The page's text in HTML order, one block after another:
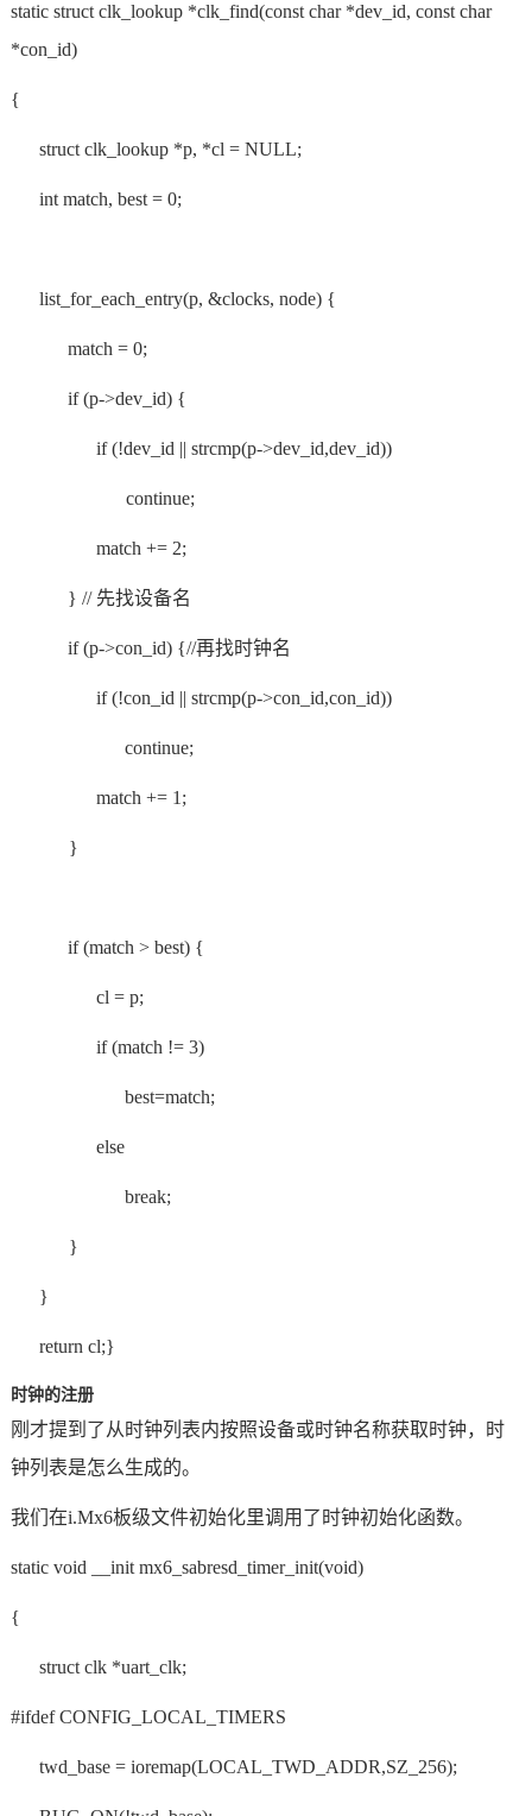
static struct clk_lookup *clk_find(const char *dev_id, const char
*con_id)
{
struct clk_lookup *p, *cl = NULL;
int match, best = 0;
list_for_each_entry(p, &clocks, node) {
match = 0;
if (p->dev_id) {
if (!dev_id || strcmp(p->dev_id,dev_id))
continue;
match += 2;
} // 先找设备名
if (p->con_id) {//再找时钟名
if (!con_id || strcmp(p->con_id,con_id))
continue;
match += 1;
}
if (match > best) {
cl = p;
if (match != 3)
best=match;
else
break;
}
}
return cl;}
时钟的注册
刚才提到了从时钟列表内按照设备或时钟名称获取时钟，时
钟列表是怎么生成的。
我们在i.Mx6板级文件初始化里调用了时钟初始化函数。
static void __init mx6_sabresd_timer_init(void)
{
struct clk *uart_clk;
#ifdef CONFIG_LOCAL_TIMERS
twd_base = ioremap(LOCAL_TWD_ADDR,SZ_256);